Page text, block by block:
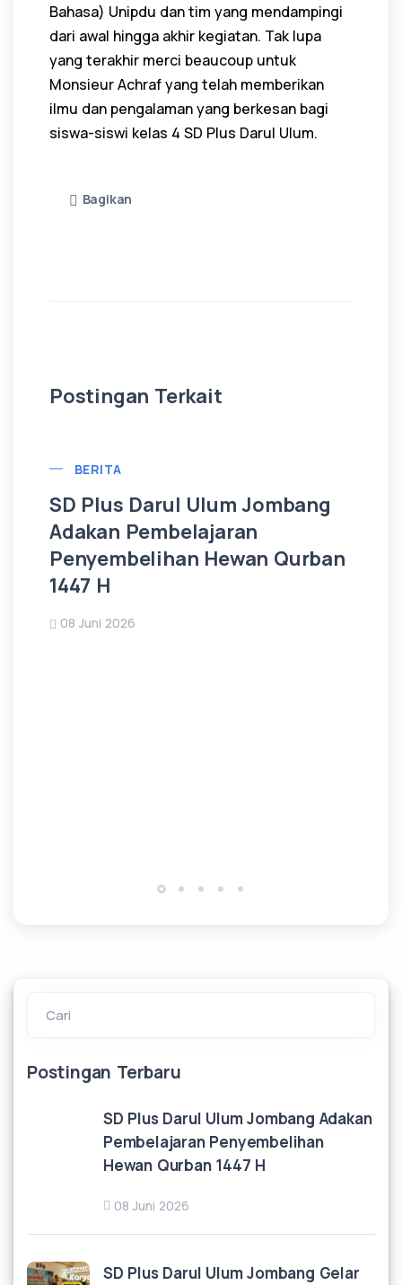
Bahasa) Unipdu dan tim yang mendampingi
dari awal hingga akhir kegiatan. Tak lupa
yang terakhir merci beaucoup untuk
Monsieur Achraf yang telah memberikan
ilmu dan pengalaman yang berkesan bagi
siswa-siswi kelas 4 SD Plus Darul Ulum.
Bagikan
Postingan Terkait
BERITA
SD Plus Darul Ulum Jombang
Adakan Pembelajaran
Penyembelihan Hewan Qurban
1447 H
08 Juni 2026
Cari
Postingan Terbaru
SD Plus Darul Ulum Jombang Adakan
Pembelajaran Penyembelihan
Hewan Qurban 1447 H
08 Juni 2026
SD Plus Darul Ulum Jombang Gelar